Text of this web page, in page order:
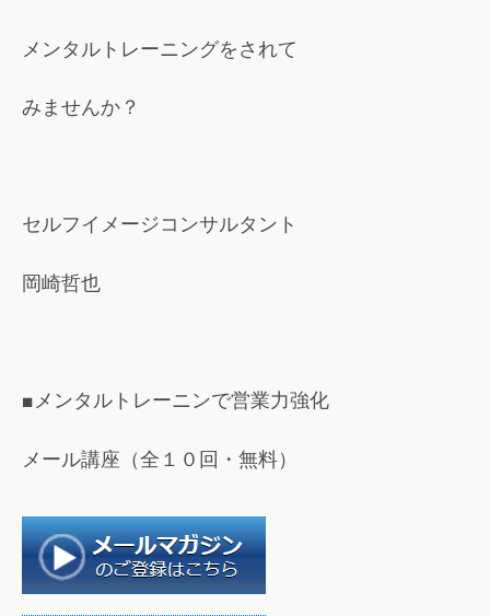
メンタルトレーニングをされて
みませんか？
セルフイメージコンサルタント
岡崎哲也
■メンタルトレーニンで営業力強化
メール講座（全１０回・無料）